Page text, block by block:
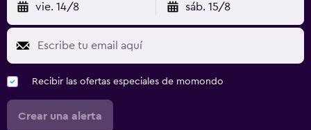
vie. 14/8 sáb. 15/8
Recibir las ofertas especiales de momondo
Crear una alerta